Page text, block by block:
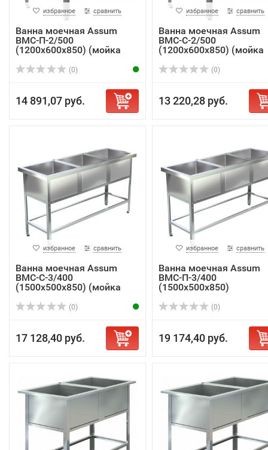
избранное сравнить
Ванна моечная Assum
ВМС-П-2/500
(1200х600х850) (мойка
AIS...
(0)
14 891,07 руб.
избранное сравнить
Ванна моечная Assum
ВМС-С-2/500
(1200х600х850) (мойка
AIS...
(0)
13 220,28 руб.
избранное сравнить
Ванна моечная Assum
ВМС-С-3/400
(1500х500х850) (мойка
AIS...
(0)
17 128,40 руб.
избранное сравнить
Ванна моечная Assum
ВМС-П-3/400
(1500х500х850)
(0)
19 174,40 руб.